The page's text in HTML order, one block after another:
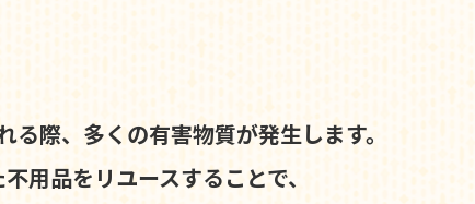
際、 多くの有害物質が発生します。
用品を リユースすることで、